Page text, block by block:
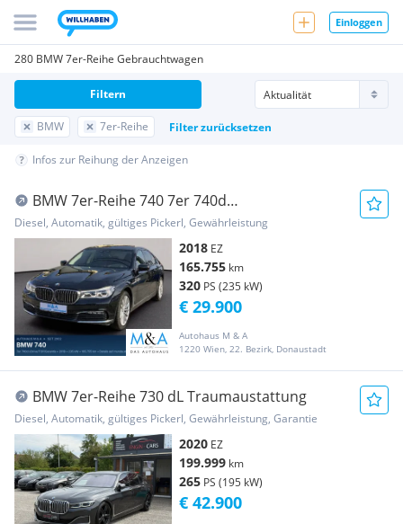
Einloggen
280 BMW 7er-Reihe Gebrauchtwagen
BMW 7er-Reihe Filter zurücksetzen
Filtern
Infos zur Reihung der Anzeigen
BMW 7er-Reihe 740 7er 740d
xDrive/TOP/Garantie
Diesel, Automatik, gültiges Pickerl, Gewährleistung
2018 EZ
165.755 km
320 PS (235 kW)
Autohaus M & A
1220 Wien, 22. Bezirk, Donaustadt
€ 29.900
BMW 7er-Reihe 730 dL Traumaustattung
Diesel, Automatik, gültiges Pickerl, Gewährleistung, Garantie
2020 EZ
199.999 km
265 PS (195 kW)
€ 42.900